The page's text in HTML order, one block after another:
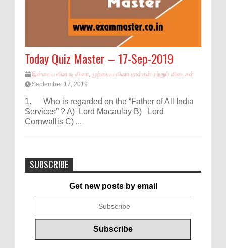
Today Quiz Master – 17-Sep-2019
இன்றைய வினாடி வினா முந்தைய வினா தாள்கள் மற்றும் விடைகள்
September 17, 2019
1. Who is regarded on the “Father of All India
Services” ? A) Lord Macaulay B) Lord
Cornwallis C) ...
SUBSCRIBE
Get new posts by email